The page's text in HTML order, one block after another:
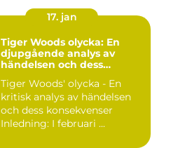
17. jan
Tiger Woods olycka: En
djupgående analys av
händelsen och dess
Tiger Woods' olycka - En
kritisk analys av händelsen
och dess konsekvenser
Inledning: I februari ...